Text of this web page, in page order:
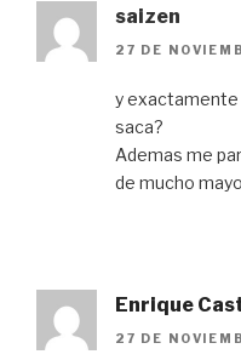
saizen
27 DE
y exactamente
saca?
Ademas me
de mucho
Enrique
27 DE